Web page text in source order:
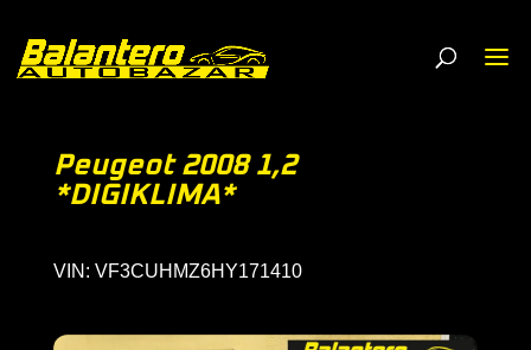
Peugeot 2008 1,2
*DIGIKLIMA*
VIN: VF3CUHMZ6HY171410